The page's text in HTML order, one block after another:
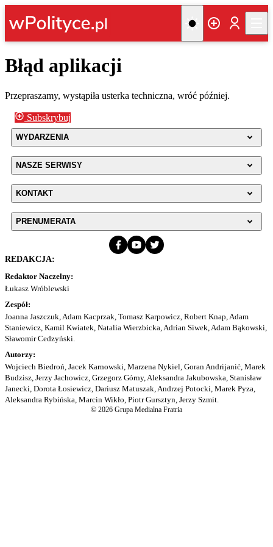
Błąd aplikacji
Przepraszamy, wystąpiła usterka techniczna, wróć później.
Subskrybuj
WYDARZENIA
NASZE SERWISY
KONTAKT
PRENUMERATA
REDAKCJA:
Redaktor Naczelny:
Łukasz Wróblewski
Zespół:
Joanna Jaszczuk, Adam Kacprzak, Tomasz Karpowicz, Robert Knap, Adam
Staniewicz, Kamil Kwiatek, Natalia Wierzbicka, Adrian Siwek, Adam Bąkowski,
Sławomir Cedzyński.
Autorzy:
Wojciech Biedroń, Jacek Karnowski, Marzena Nykiel, Goran Andrijanić, Marek
Budzisz, Jerzy Jachowicz, Grzegorz Górny, Aleksandra Jakubowska, Stanisław
Janecki, Dorota Łosiewicz, Dariusz Matuszak, Andrzej Potocki, Marek Pyza,
Aleksandra Rybińska, Marcin Wikło, Piotr Gursztyn, Jerzy Szmit.
© 2026 Grupa Medialna Fratria